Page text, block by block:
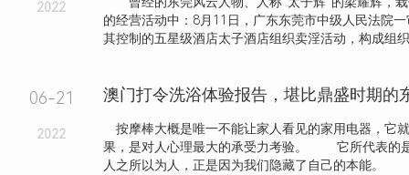
2022
的经营活动中：8月11日，广东东莞市中级人民法院
其控制的五星级酒店太子酒店组织卖淫活动，构成组
06-21
2022
澳门打令洗浴体验报告，堪比鼎盛时期的
按摩棒大概是唯一不能让家人看见的家用电器，它
果，是对人心理最大的承受力考验。 它所代表的
人之所以为人，正是因为我们隐藏了自己的本能。